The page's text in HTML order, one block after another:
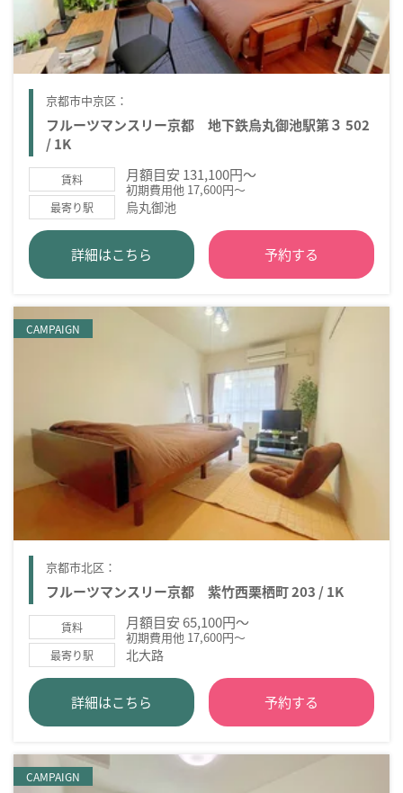
京都市中京区：
フルーツマンスリー京都 地下鉄烏丸御池駅第３ 502
/ 1K
賃料 月額目安 131,100円～
初期費用他 17,600円～
最寄り駅 烏丸御池
詳細はこちら 予約する
CAMPAIGN
京都市北区：
フルーツマンスリー京都 紫竹西栗栖町 203 / 1K
賃料 月額目安 65,100円～
初期費用他 17,600円～
最寄り駅 北大路
詳細はこちら 予約する
CAMPAIGN